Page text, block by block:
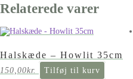
Relaterede varer
Halskæde – Howlit 35cm
150,00kr. Tilføj til kurv